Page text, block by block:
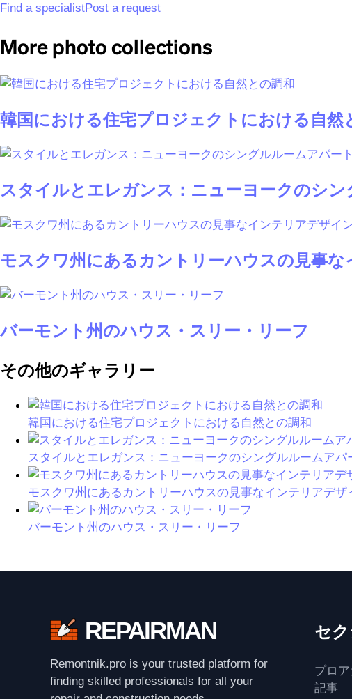
Find a specialistPost a request
More photo collections
韓国における住宅プロジェクトにおける自然
スタイルとエレガンス：ニューヨークのシ
モスクワ州にあるカントリーハウスの見事
バーモント州のハウス・スリー・リーフ
その他のギャラリー
韓国における住宅プロジェクトにおける自然との調和
スタイルとエレガンス：ニューヨークのシングルルームアパ
モスクワ州にあるカントリーハウスの見事なインテリアデザ
バーモント州のハウス・スリー・リーフ
REPAIRMAN
Remontnik.pro is your trusted platform for
finding skilled professionals for all your
セ
プロ
記事